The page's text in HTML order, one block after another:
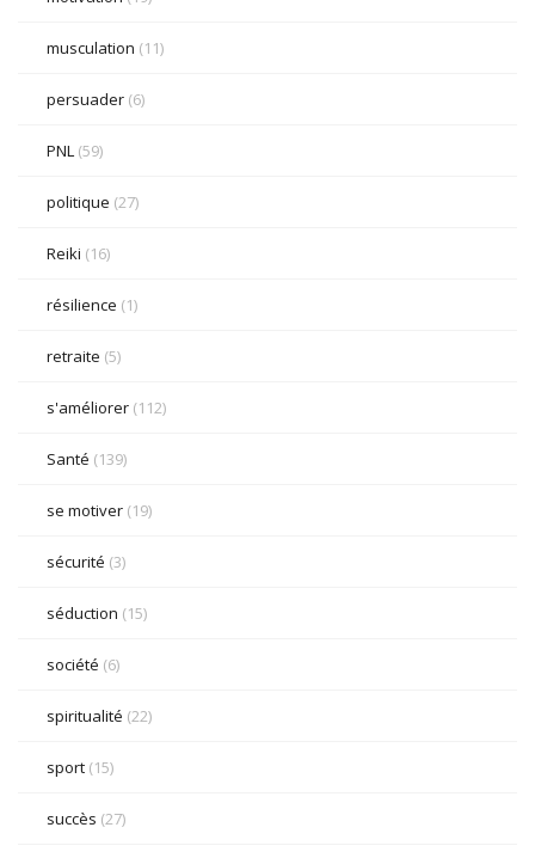
musculation (11)
persuader (6)
PNL (59)
politique (27)
Reiki (16)
résilience (1)
retraite (5)
s'améliorer (112)
Santé (139)
se motiver (19)
sécurité (3)
séduction (15)
société (6)
spiritualité (22)
sport (15)
succès (27)